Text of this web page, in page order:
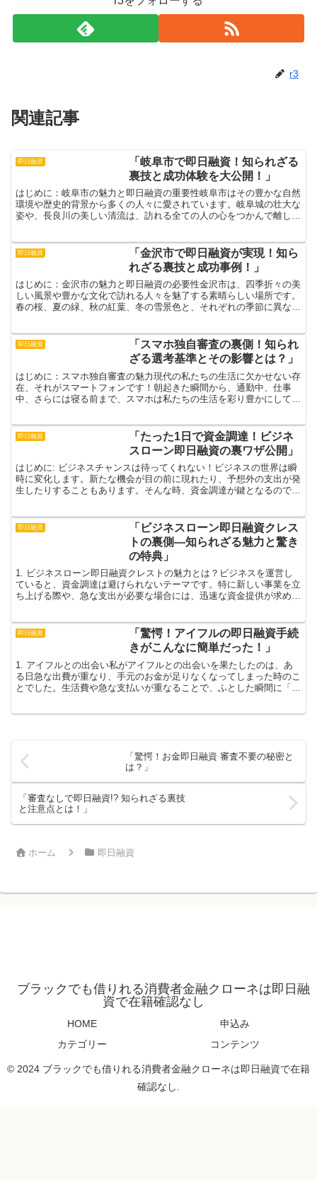
r3
関連記事
即日融資
「岐阜市で即日融資！知られざる
裏技と成功体験を大公開！」
はじめに：岐阜市の魅力と即日融資の重要性岐阜市はその豊かな自然
環境や歴史的背景から多くの人々に愛されています。岐阜城の壮大な
姿や、長良川の美しい清流は、訪れる全ての人の心をつかんで離しま
即日融資
「金沢市で即日融資が実現！知ら
れざる裏技と成功事例！」
はじめに：金沢市の魅力と即日融資の必要性金沢市は、四季折々の美
しい風景や豊かな文化で訪れる人々を魅了する素晴らしい場所です。
春の桜、夏の緑、秋の紅葉、冬の雪景色と、それぞれの季節に異なる
即日融資
「スマホ独自審査の裏側！知られ
ざる選考基準とその影響とは？」
はじめに：スマホ独自審査の魅力現代の私たちの生活に欠かせない存
在、それがスマートフォンです！朝起きた瞬間から、通勤中、仕事
中、さらには寝る前まで、スマホは私たちの生活を彩り豊かにしてく
即日融資
「たった1日で資金調達！ビジネ
スローン即日融資の裏ワザ公開」
はじめに: ビジネスチャンスは待ってくれない！ビジネスの世界は瞬
時に変化します。新たな機会が目の前に現れたり、予想外の支出が発
生したりすることもあります。そんな時、資金調達が鍵となるので
即日融資
「ビジネスローン即日融資クレス
トの裏側—知られざる魅力と驚き
の特典」
1. ビジネスローン即日融資クレストの魅力とは？ビジネスを運営し
ていると、資金調達は避けられないテーマです。特に新しい事業を立
ち上げる際や、急な支出が必要な場合には、迅速な資金提供が求めら
即日融資
「驚愕！アイフルの即日融資手続
きがこんなに簡単だった！」
1. アイフルとの出会い私がアイフルとの出会いを果たしたのは、あ
る日急な出費が重なり、手元のお金が足りなくなってしまった時のこ
とでした。生活費や急な支払いが重なることで、ふとした瞬間に「ど
「驚愕！お金即日融資 審査不要の秘密と
は？」
「審査なしで即日融資!? 知られざる裏技
と注意点とは！」
ホーム 即日融資
ブラックでも借りれる消費者金融クローネは即日融
資で在籍確認なし
HOME
申込み
カテゴリー
コンテンツ
© 2024 ブラックでも借りれる消費者金融クローネは即日融資で在籍
確認なし.